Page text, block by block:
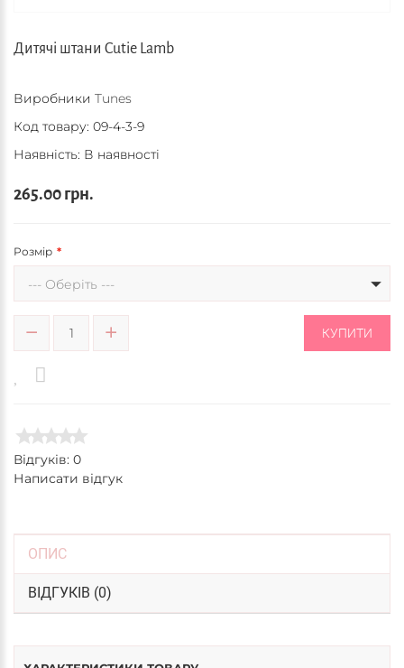
Дитячі штани Cutie Lamb
Виробники Tunes
Код товару: 09-4-3-9
Наявність: В наявності
265.00 грн.
Розмір
--- Оберіть ---
КУПИТИ
Відгуків: 0
Написати відгук
ОПИС
ВІДГУКІВ (0)